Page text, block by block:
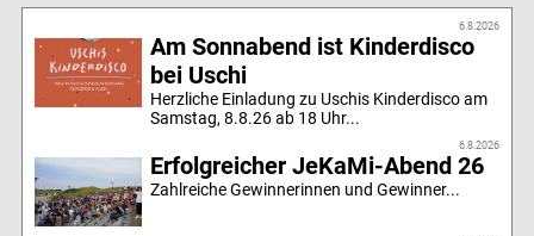
6.8.2026
Am Sonnabend ist Kinderdisco
bei Uschi
Herzliche Einladung zu Uschis Kinderdisco am
Samstag, 8.8.26 ab 18 Uhr...
6.8.2026
Erfolgreicher JeKaMi-Abend 26
Zahlreiche Gewinnerinnen und Gewinner...